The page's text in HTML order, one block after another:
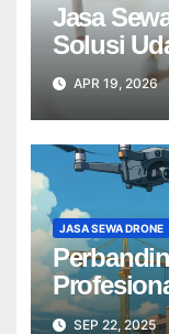
Jasa
Solusi
Anda
APR 19, 2026
JASA SEWA DRONE
Terbaik
SEP 22, 2025